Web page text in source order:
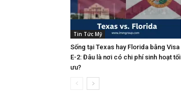
Tin Tức Mỹ
Sống tại Texas hay Florida bằng Visa
E-2: Đâu là nơi có chi phí sinh hoạt tối
ưu?